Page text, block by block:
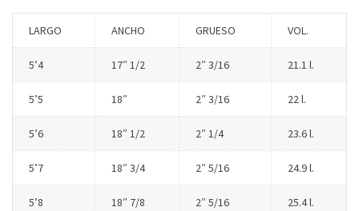
LARGO ANCHO GRUESO VOL.
5’4 17″ 1/2 2″ 3/16 21.1 l.
5’5 18″ 2″ 3/16 22 l.
5’6 18″ 1/2 2″ 1/4 23.6 l.
5’7 18″ 3/4 2″ 5/16 24.9 l.
5’8 18″ 7/8 2″ 5/16 25.4 l.